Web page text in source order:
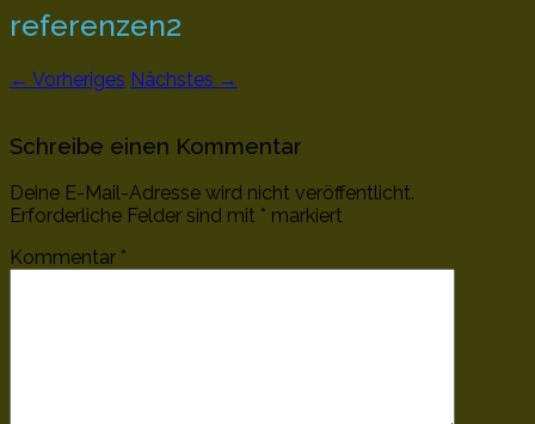
referenzen2
← Vorheriges Nächstes →
Schreibe einen Kommentar
Deine E-Mail-Adresse wird nicht veröffentlicht.
Erforderliche Felder sind mit * markiert
Kommentar *